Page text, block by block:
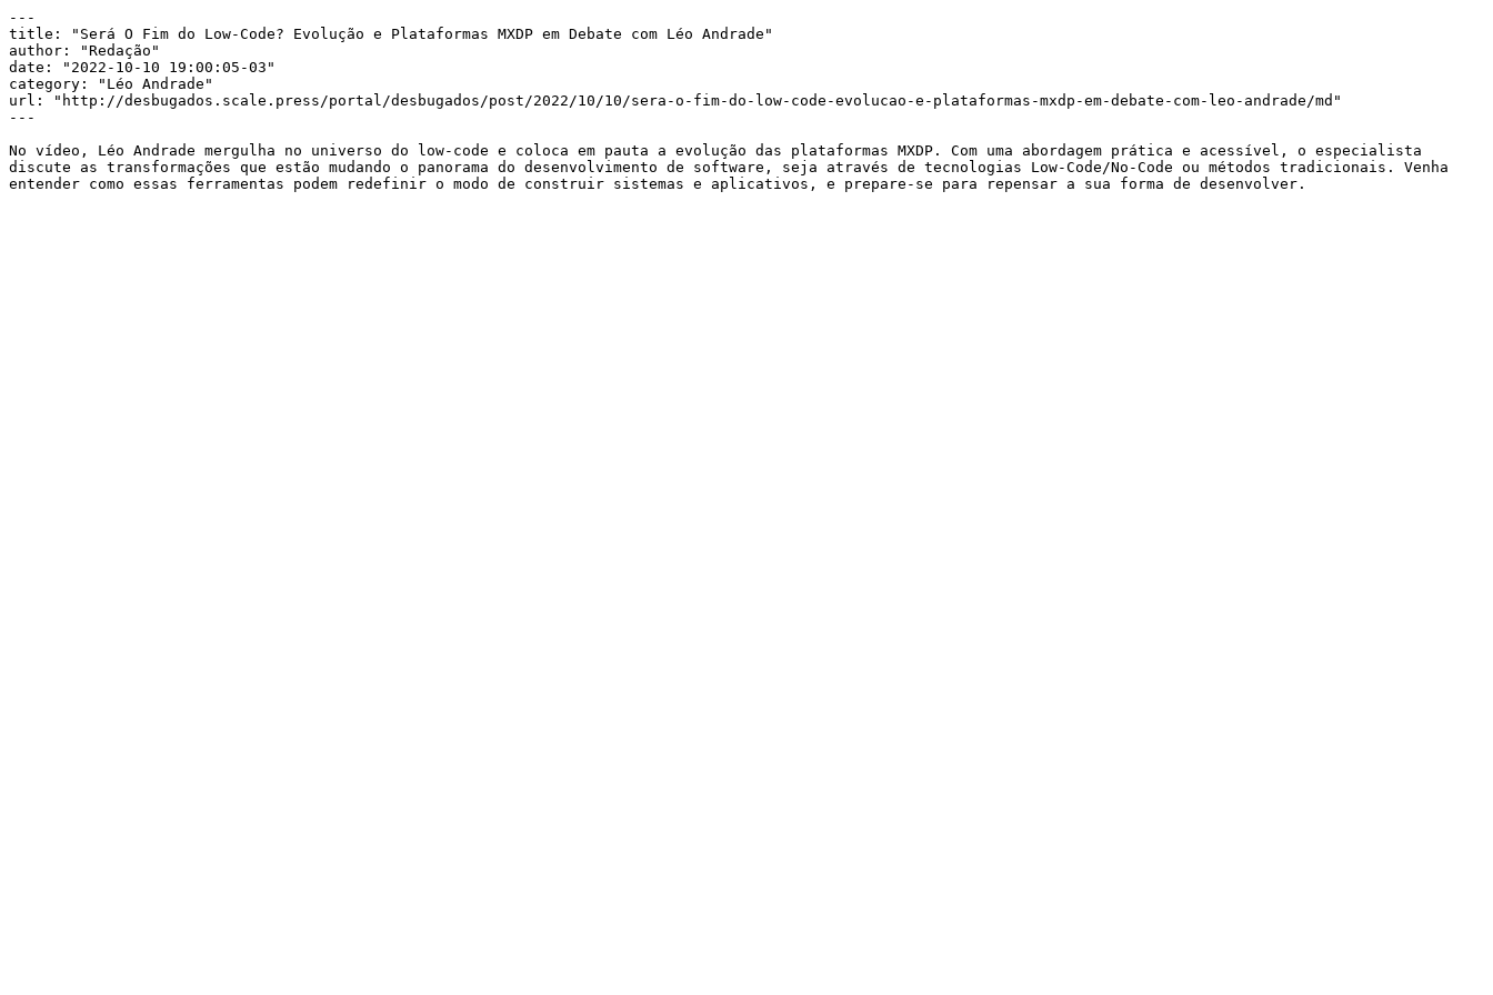
---
title: "Será O Fim do Low-Code? Evolução e Plataformas MXDP em Debate com Léo Andrade"
author: "Redação"
date: "2022-10-10 19:00:05-03"
category: "Léo Andrade"
url: "http://desbugados.scale.press/portal/desbugados/post/2022/10/10/sera-o-fim-do-low-code-evolucao-e-plataformas-mxdp-em-debate-com-leo-andrade/md"
---
No vídeo, Léo Andrade mergulha no universo do low-code e coloca em pauta a evolução das plataformas MXDP. Com uma abordagem prática e acessível, o especialista
discute as transformações que estão mudando o panorama do desenvolvimento de software, seja através de tecnologias Low-Code/No-Code ou métodos tradicionais. Venha
entender como essas ferramentas podem redefinir o modo de construir sistemas e aplicativos, e prepare-se para repensar a sua forma de desenvolver.